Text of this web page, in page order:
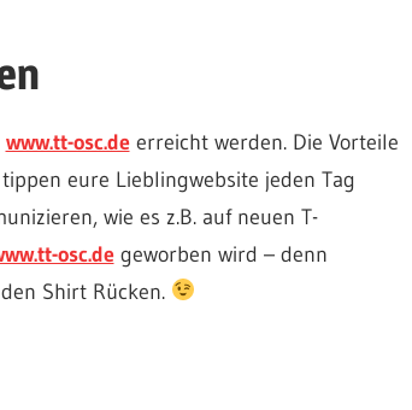
www.tt-osc.deerreicht werden. Die Vorteile
eure Lieblingwebsite jeden Tag
wie es z.B. auf neuen T-
osc.degeworben wird – denn
Shirt Rücken.